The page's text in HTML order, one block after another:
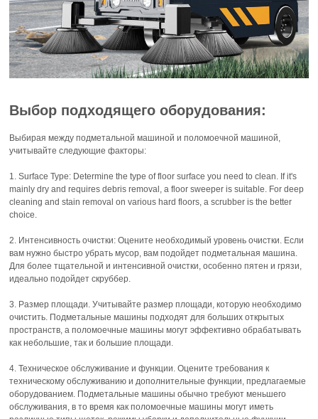
Выбор подходящего оборудования:
Выбирая между подметальной машиной и поломоечной машиной,
учитывайте следующие факторы:
1. Surface Type: Determine the type of floor surface you need to clean. If it's
mainly dry and requires debris removal, a floor sweeper is suitable. For deep
cleaning and stain removal on various hard floors, a scrubber is the better
choice.
2. Интенсивность очистки: Оцените необходимый уровень очистки. Если
вам нужно быстро убрать мусор, вам подойдет подметальная машина.
Для более тщательной и интенсивной очистки, особенно пятен и грязи,
идеально подойдет скруббер.
3. Размер площади. Учитывайте размер площади, которую необходимо
очистить. Подметальные машины подходят для больших открытых
пространств, а поломоечные машины могут эффективно обрабатывать
как небольшие, так и большие площади.
4. Техническое обслуживание и функции. Оцените требования к
техническому обслуживанию и дополнительные функции, предлагаемые
оборудованием. Подметальные машины обычно требуют меньшего
обслуживания, в то время как поломоечные машины могут иметь